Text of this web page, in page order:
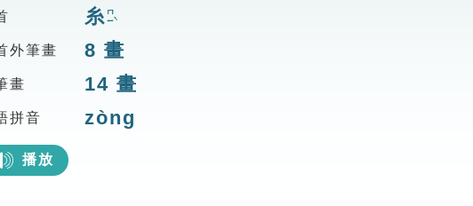
糸ㄇㄧˋ
外筆畫 8 畫
畫 14 畫
拼音 zòng
播放